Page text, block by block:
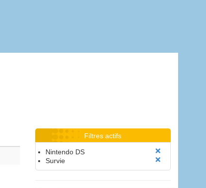
Filtres actifs
Nintendo DS
Survie